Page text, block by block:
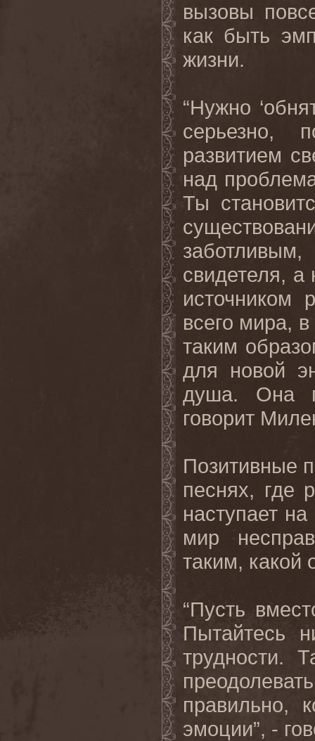
вызовы
как быть
жизни.
“Нужно
серьезно,
развитием
над
Ты
свидетеля,
источником
всего мира,
таким
для новой
душа. Она
говорит
Позитивные
песнях, где
наступает
мир
таким, какой
“Пусть
Пытайтесь
трудности.
правильно,
эмоции”, -